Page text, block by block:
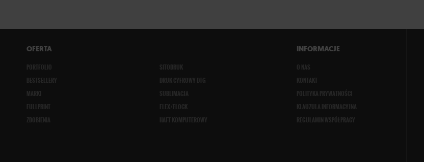
OFERTA
PORTFOLIO
BESTSELLERY
MARKI
FULLPRINT
ZDOBIENIA
SITODRUK
DRUK CYFROWY DTG
SUBLIMACJA
FLEX/FLOCK
HAFT KOMPUTEROWY
INFORMACJE
O NAS
KONTAKT
POLITYKA PRYWATNOŚCI
KLAUZULA INFORMACYJNA
REGULAMIN WSPÓŁPRACY